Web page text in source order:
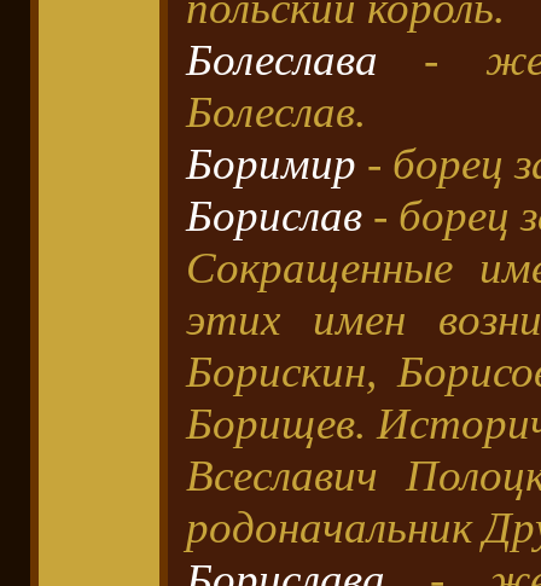
Болеслава -
Болеслав.
Боримир - борец
Борислав- борец
Сокращенные
этих имен
Борискин,
Борищев.
Всеславич
родоначальник